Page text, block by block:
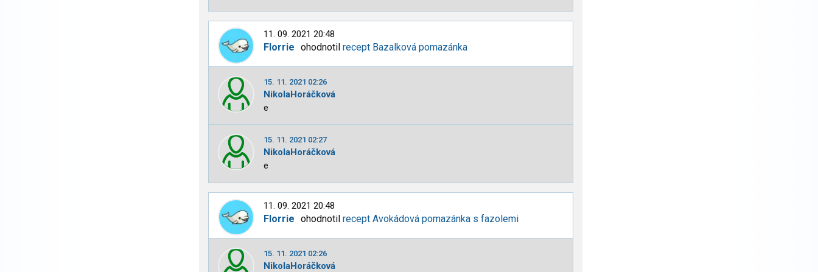
11. 09. 2021 20:48
Florrie ohodnotilrecept Bazalková pomazánka
15. 11. 2021 02:26
NikolaHoráčková
e
15. 11. 2021 02:27
NikolaHoráčková
e
11. 09. 2021 20:48
Florrie ohodnotilrecept Avokádová pomazánka s fazolemi
15. 11. 2021 02:26
NikolaHoráčková